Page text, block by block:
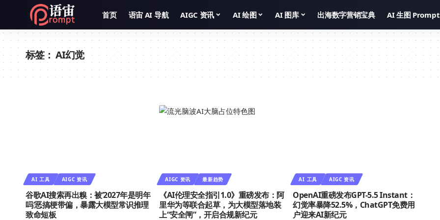
首页 语宙 AI 导航 AIGC 资讯 AI 绘图 AI 图库 出海数字营销宝典 AI 生图 Prompt
标签：AI幻觉
AI 工具 AIGC 资讯
谷歌AI搜索再出糗：被’2027年是明年
吗’恶搞梗带偏，暴露大模型常识推理
致命短板
AIGC 资讯 最新趋势
《AI伦理安全指引1.0》重磅发布：阿
里华为等联合起草，为大模型落地装
上“安全闸”，开启合规新纪元
AI 工具 AIGC 资讯
OpenAI重磅发布GPT-5.5 Instant：
幻觉率暴降52.5%，ChatGPT免费用
户迎来AI新纪元